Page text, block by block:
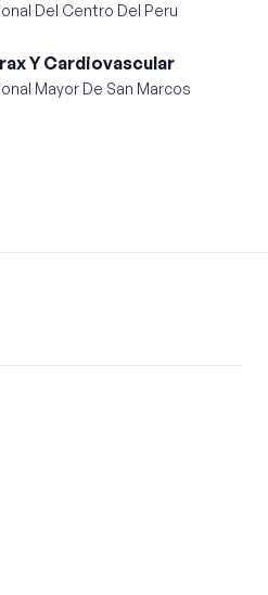
Del Centro Del Peru
Y Cardiovascular
Mayor De San Marcos